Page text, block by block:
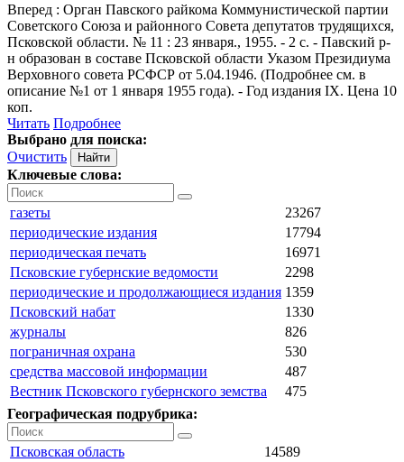
Вперед : Орган Павского райкома Коммунистической партии
Советского Союза и районного Совета депутатов трудящихся,
Псковской области. № 11 : 23 января., 1955. - 2 с. - Павский р-
н образован в составе Псковской области Указом Президиума
Верховного совета РСФСР от 5.04.1946. (Подробнее см. в
описание №1 от 1 января 1955 года). - Год издания IX. Цена 10
коп.
Читать Подробнее
Выбрано для поиска:
Очистить
Ключевые слова:
газеты
23267
периодические издания
17794
периодическая печать
16971
Псковские губернские ведомости
2298
периодические и продолжающиеся издания 1359
Псковский набат
1330
журналы
826
пограничная охрана
530
средства массовой информации
487
Вестник Псковского губернского земства
475
Географическая подрубрика:
Псковская область
14589